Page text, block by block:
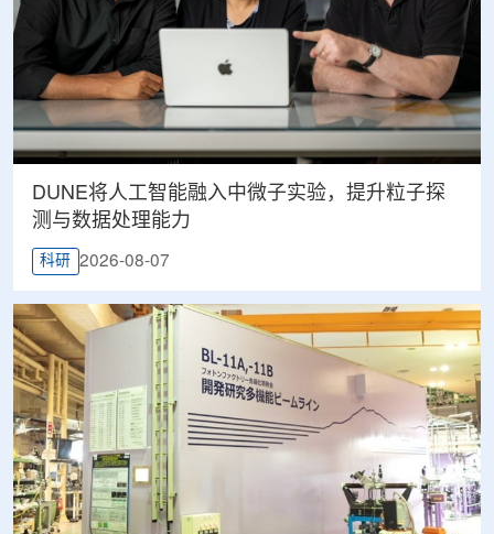
DUNE将人工智能融入中微子实验，提升粒子探
测与数据处理能力
科研 2026-08-07